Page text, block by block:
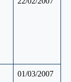
01/03/2007